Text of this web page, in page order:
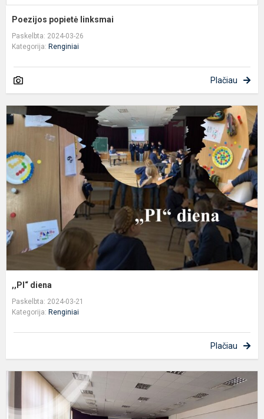
Poezijos popietė linksmai
Paskelbta: 2024-03-26
Kategorija: Renginiai
Plačiau
,,PI“ diena
Paskelbta: 2024-03-21
Kategorija: Renginiai
Plačiau